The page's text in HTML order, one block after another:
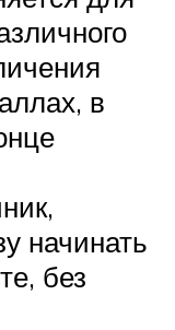
в
начинать
без